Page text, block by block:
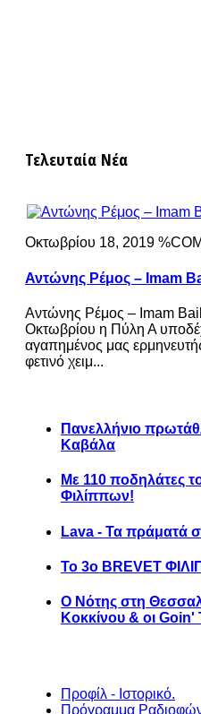
Τελευταία Νέα
Οκτωβρίου 18, 2019
Αντώνης Ρέμος – Imam
Αντώνης Ρέμος – Imam
Οκτωβρίου η Πύλη Α
αγαπημένος μας
φετινό χειμ...
Πανελλήνιο
Καβάλα
Με 110 ποδηλάτες
Φιλίππων!
Lava - Τα πράματά
Το 3ο BREVET
Ο Νότης στη
Κοκκίνου & οι
Προφίλ - Ιστορικό.
Πρόγραμμα